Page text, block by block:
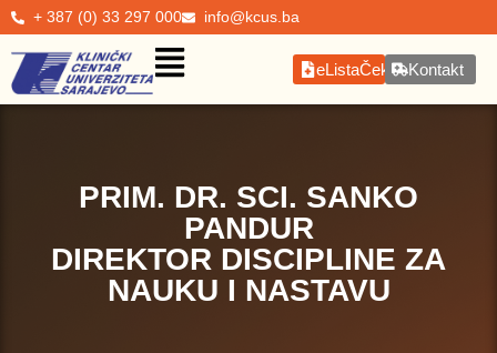
+ 387 (0) 33 297 000 info@kcus.ba
eListaČekanjaKontakt
PRIM. DR. SCI. SANKO
PANDUR
DIREKTOR DISCIPLINE ZA
NAUKU I NASTAVU